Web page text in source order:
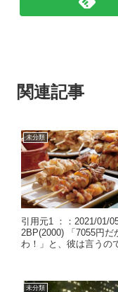
関連記事
未分類
引用元1 ：：2021/01/
2BP(2000) 「7055円だ
わ！」と、彼は言うの
未分類